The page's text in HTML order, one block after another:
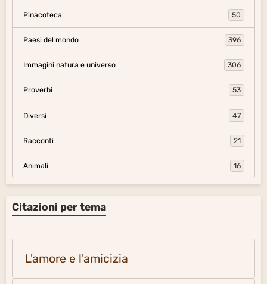
Pinacoteca 50
Paesi del mondo 396
Immagini natura e universo 306
Proverbi 53
Diversi 47
Racconti 21
Animali 16
Citazioni per tema
L'amore e l'amicizia